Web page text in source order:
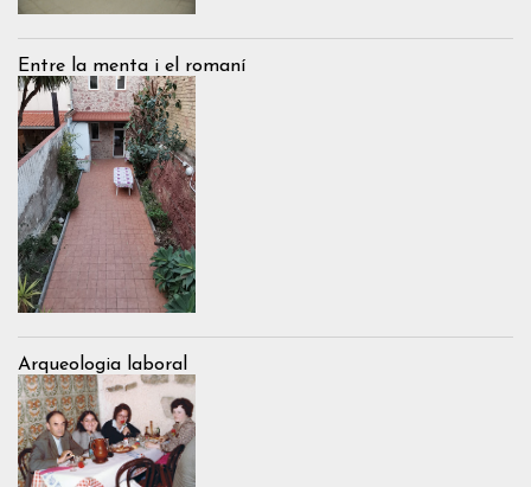
Entre la menta i el romaní
Arqueologia laboral